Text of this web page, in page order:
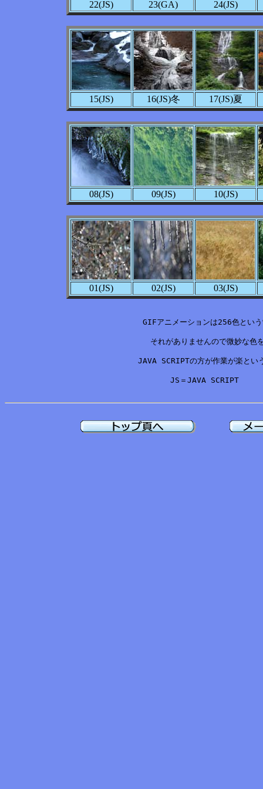
22(JS) 23(GA) 24(JS)
15(JS) 16(JS)冬 17(JS)夏
08(JS) 09(JS) 10(JS)
01(JS) 02(JS) 03(JS)
GIFアニメーションは256色とい
それがありませんので微
JAVA SCRIPTの方が作業が楽と
JS＝JAVA